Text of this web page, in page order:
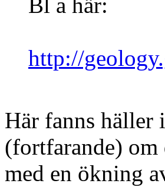
Bl a här:
http://
Här fanns häller
(fortfarande) om
med en ökning